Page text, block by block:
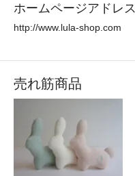
ホームページアドレス
http://www.lula-shop.com
売れ筋商品